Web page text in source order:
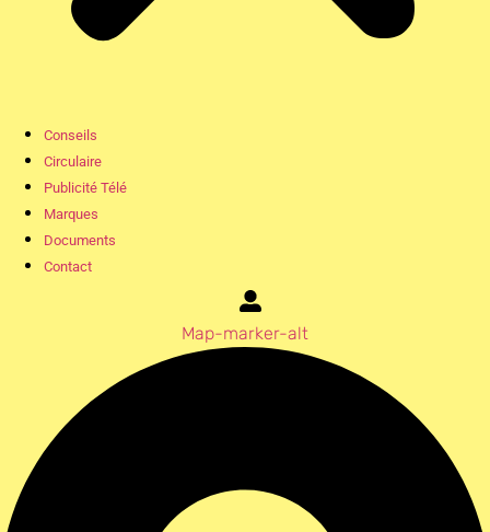
Conseils
Circulaire
Publicité Télé
Marques
Documents
Contact
Map-marker-alt